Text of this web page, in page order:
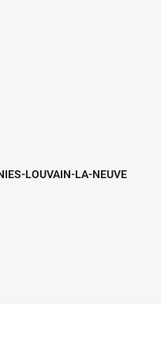
LOUVAIN-LA-NEUVE